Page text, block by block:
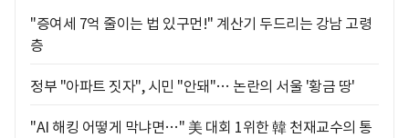
"증여세 7억 줄이는 법 있구먼!" 계산기 두드리는 강남 고령
층
정부 "아파트 짓자", 시민 "안돼"… 논란의 서울 '황금 땅'
"AI 해킹 어떻게 막냐면…" 美 대회 1위한 韓 천재교수의 통